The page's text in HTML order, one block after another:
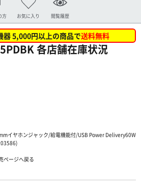
方 お気に入り 閲覧履歴
器 5,000円以上の商品で送料無料
各店舗在庫状況
イヤホンジャック/給電機能付/USB Power Delivery60W
ページへ戻る